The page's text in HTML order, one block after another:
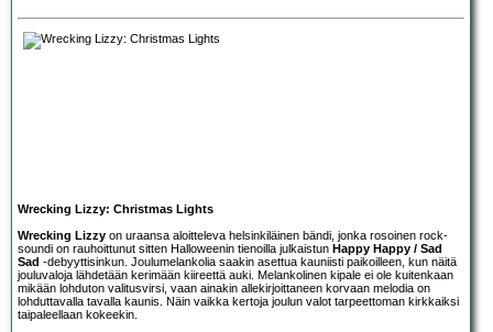
Wrecking Lizzy: Christmas Lights
Wrecking Lizzy on uraansa aloitteleva helsinkiläinen bändi, jonka rosoinen rock-
soundi on rauhoittunut sitten Halloweenin tienoilla julkaistun Happy Happy / Sad
Sad -debyyttisinkun. Joulumelankolia saakin asettua kauniisti paikoilleen, kun näitä
jouluvaloja lähdetään kerimään kiireettä auki. Melankolinen kipale ei ole kuitenkaan
mikään lohduton valitusvirsi, vaan ainakin allekirjoittaneen korvaan melodia on
lohduttavalla tavalla kaunis. Näin vaikka kertoja joulun valot tarpeettoman kirkkaiksi
taipaleellaan kokeekin.